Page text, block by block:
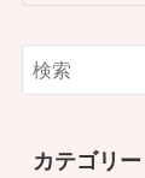
カテゴリー